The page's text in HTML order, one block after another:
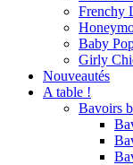
Frenchy
Baby
Girly
Nouveautés
A table !
Bavoirs